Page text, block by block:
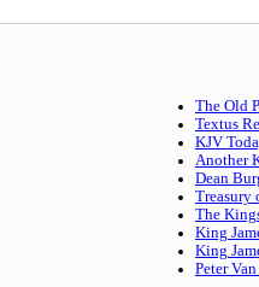
The Old
Textus
KJV
Another
Dean
Treasury
The
King
King
Peter